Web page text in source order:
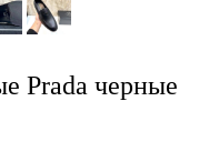
Prada черные